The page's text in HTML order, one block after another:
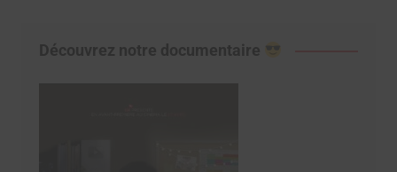
Découvrez notre documentaire